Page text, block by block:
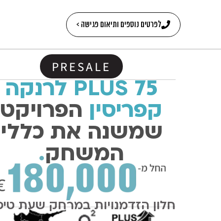
לפרטים נוספים ותיאום פגישה >
PRESALE
PLUS 75 לרנקה
קפריסין הפרויקט
שמשנה את כללי
המשחק.
חלון הזדמנויות במרחק שעת